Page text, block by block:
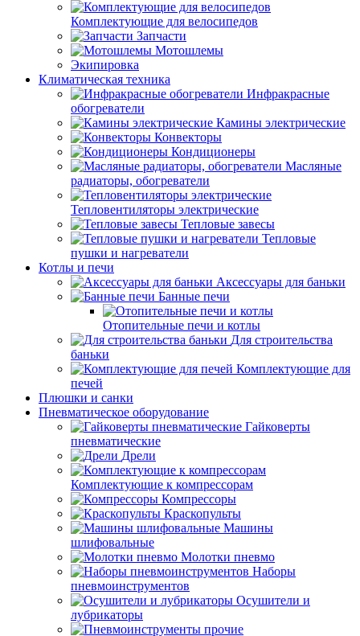
Комплектующие для велосипедов
Запчасти
Мотошлемы
Экипировка
Климатическая техника
Инфракрасные
обогреватели
Камины электрические
Конвекторы
Кондиционеры
Масляные
радиаторы, обогреватели
Тепловентиляторы электрические
Тепловые завесы
Тепловые
пушки и нагреватели
Котлы и печи
Аксессуары для баньки
Банные печи
Отопительные печи и котлы
Для строительства
баньки
Комплектующие для
печей
Плюшки и санки
Пневматическое оборудование
Гайковерты
пневматические
Дрели
Комплектующие к компрессорам
Компрессоры
Краскопульты
Машины
шлифовальные
Молотки пневмо
Наборы
пневмоинструментов
Осушители и
лубрикаторы